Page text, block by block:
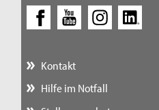
Kontakt
Hilfe im Notfall